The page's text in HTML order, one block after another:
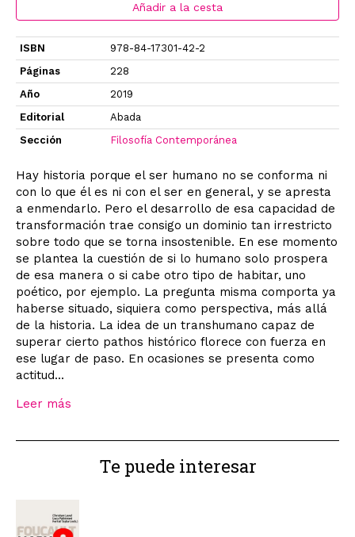
Añadir a la cesta
ISBN
978-84-17301-42-2
Páginas
228
Año
2019
Editorial
Abada
Sección
Filosofía Contemporánea
Hay historia porque el ser humano no se conforma ni
con lo que él es ni con el ser en general, y se apresta
a enmendarlo. Pero el desarrollo de esa capacidad de
transformación trae consigo un dominio tan irrestricto
sobre todo que se torna insostenible. En ese momento
se plantea la cuestión de si lo humano solo prospera
de esa manera o si cabe otro tipo de habitar, uno
poético, por ejemplo. La pregunta misma comporta ya
haberse situado, siquiera como perspectiva, más allá
de la historia. La idea de un transhumano capaz de
superar cierto pathos histórico florece con fuerza en
ese lugar de paso. En ocasiones se presenta como
actitud...
Leer más
Te puede interesar